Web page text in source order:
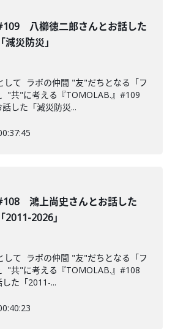
八櫛徳二郎さんとお話した
「減災防災」
して ラボの仲間 "友"だちとなる「フ
"共"に考える『TOMOLAB.』#109
した「減災防災...
鴻上尚史さんとお話した
「2011-2026」
して ラボの仲間 "友"だちとなる「フ
"共"に考える『TOMOLAB.』#108
た「2011-...